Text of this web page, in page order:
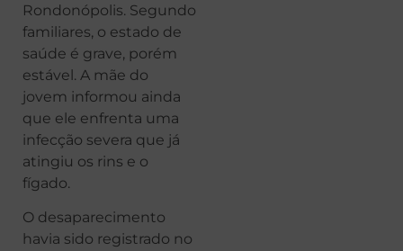
Rondonópolis. Segundo
familiares, o estado de
saúde é grave, porém
estável. A mãe do
jovem informou ainda
que ele enfrenta uma
infecção severa que já
atingiu os rins e o
fígado.
O desaparecimento
havia sido registrado no